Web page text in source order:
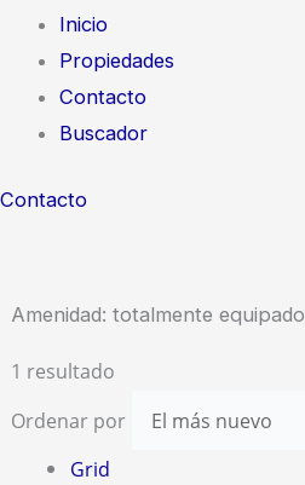
Inicio
Propiedades
Contacto
Buscador
Contacto
Amenidad: totalmente equipado
1 resultado
Ordenar por
Grid